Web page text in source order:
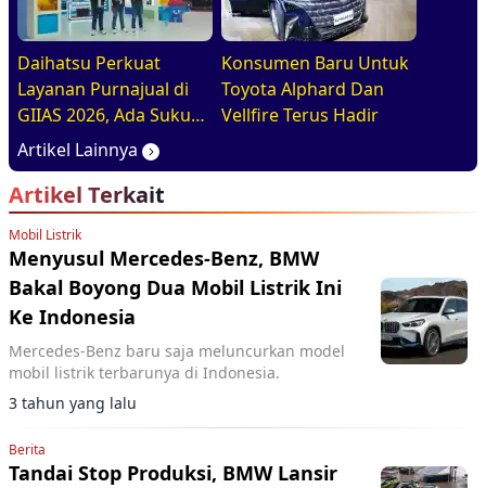
Daihatsu Perkuat
Layanan Purnajual di
GIIAS 2026, Ada Suku
Cadang Murahnya
Konsumen Baru Untuk
Toyota Alphard Dan
Vellfire Terus Hadir
Artikel Lainnya
Artikel Terkait
Mobil Listrik
Menyusul Mercedes-Benz, BMW
Bakal Boyong Dua Mobil Listrik Ini
Ke Indonesia
Mercedes-Benz baru saja meluncurkan model
mobil listrik terbarunya di Indonesia.
3 tahun yang lalu
Berita
Tandai Stop Produksi, BMW Lansir